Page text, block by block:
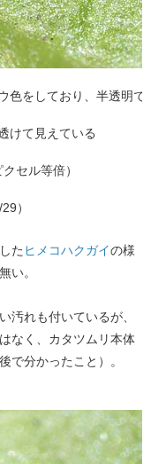
色をしており、半透明で
けて見えている
セル等倍）
）
た ヒメコハクガイの様
い。
汚れも付いているが、
なく、カタツムリ本体
で分かったこと）。